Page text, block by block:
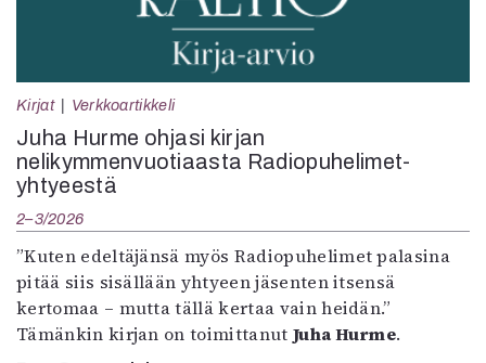
Musiikki
Levyt
Kuvataide
Esitystaide
Arkisto
Lehdet
4/2026
2–3/2026
1/2026
6/2025
Kirjat Verkkoartikkeli
Juha Hurme ohjasi kirjan
nelikymmenvuotiaasta Radiopuhelimet-
yhtyeestä
2–3/2026
”Kuten edeltäjänsä myös Radiopuhelimet palasina
pitää siis sisällään yhtyeen jäsenten itsensä
kertomaa – mutta tällä kertaa vain heidän.”
Tämänkin kirjan on toimittanut Juha Hurme.